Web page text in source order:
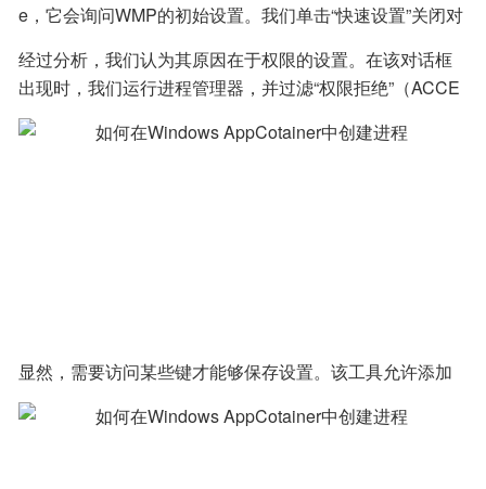
e，它会询问WMP的初始设置。我们单击“快速设置”关闭对
一循环，除非关闭对话框后WMP没有启动。
经过分析，我们认为其原因在于权限的设置。在该对话框
出现时，我们运行进程管理器，并过滤“权限拒绝”（ACCE
SS DENIED），其结果如下所示：
显然，需要访问某些键才能够保存设置。该工具允许添加
这些键，并为它们设置完整权限：